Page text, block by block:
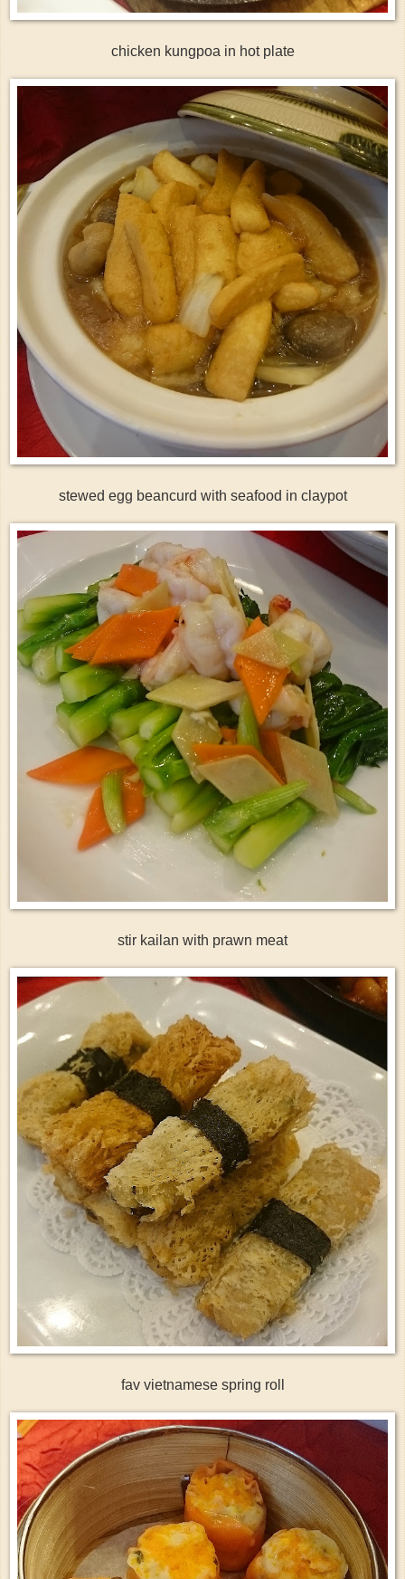
chicken kungpoa in hot plate
stewed egg beancurd with seafood in claypot
stir kailan with prawn meat
fav vietnamese spring roll